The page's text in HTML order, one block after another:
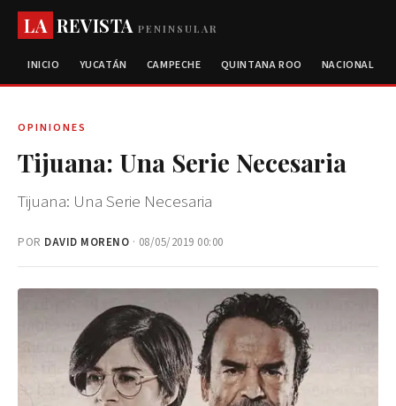
LA REVISTAPENINSULAR
INICIO YUCATÁN CAMPECHE QUINTANA ROO NACIONAL
OPINIONES
Tijuana: Una Serie Necesaria
Tijuana: Una Serie Necesaria
POR DAVID MORENO · 08/05/2019 00:00